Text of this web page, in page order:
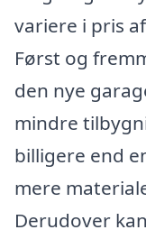
variere i pris
Først og
den nye
mindre
billigere end
mere
Derudover